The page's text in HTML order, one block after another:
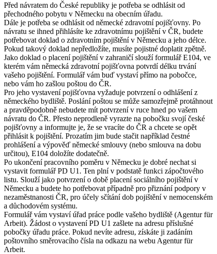
Před návratem do České republiky je potřeba se odhlásit od
přechodného pobytu v Německu na obecním úřadu.
Dále je potřeba se odhlásit od německé zdravotní pojišťovny. Po
návratu se ihned přihlásíte ke zdravotnímu pojištění v ČR, budete
potřebovat doklad o zdravotním pojištění v Německu a jeho délce.
Pokud takový doklad nepředložíte, musíte pojistné doplatit zpětně.
Jako doklad o placení pojištění v zahraničí slouží formulář E104, ve
kterém vám německá zdravotní pojišťovna potvrdí délku trvání
vašeho pojištění. Formulář vám buď vystaví přímo na pobočce,
nebo vám ho zašlou poštou do ČR.
Pro jeho vystavení pojišťovna vyžaduje potvrzení o odhlášení z
německého bydliště. Poslání poštou se může samozřejmě protáhnout
a pravděpodobně nebudete mít potvrzení v ruce hned po vašem
návratu do ČR. Přesto neprodleně vyrazte na pobočku svojí české
pojišťovny a informujte je, že se vracíte do ČR a chcete se opět
přihlásit k pojištění. Prozatím jim bude stačit například čestné
prohlášení a výpověď německé smlouvy (nebo smlouva na dobu
určitou), E104 doložíte dodatečně.
Po ukončení pracovního poměru v Německu je dobré nechat si
vystavit formulář PD U1. Ten plní v podstatě funkci zápočtového
listu. Slouží jako potvrzení o době placení sociálního pojištění v
Německu a budete ho potřebovat případně pro přiznání podpory v
nezaměstnanosti ČR, pro účely sčítání dob pojištění v nemocenském
a důchodovém systému.
Formulář vám vystaví úřad práce podle vašeho bydliště (Agentur für
Arbeit). Žádost o vystavení PD U1 zašlete na adresu příslušné
pobočky úřadu práce. Pokud nevíte adresu, získáte ji zadáním
poštovního směrovacího čísla na odkazu na webu Agentur für
Arbeit.